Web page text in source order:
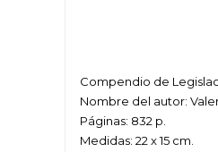
Compendio de
Nombre del autor:
Páginas: 832 p.
Medidas: 22 x 15 cm.